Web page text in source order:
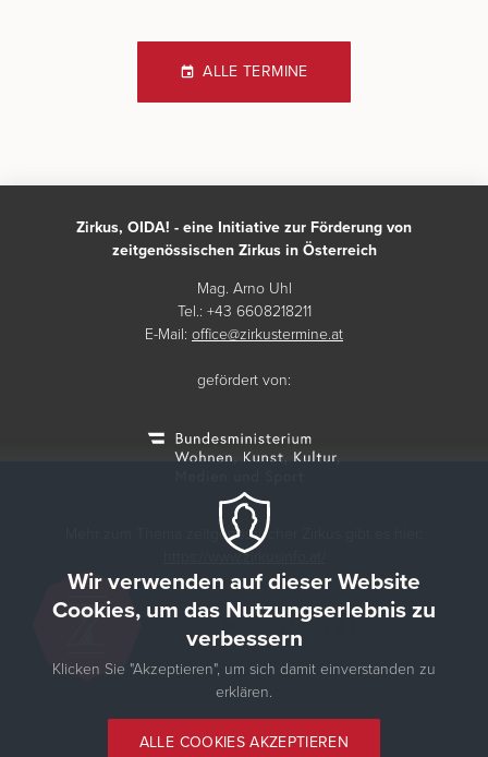
ALLE TERMINE
Zirkus, OIDA! - eine Initiative zur Förderung von
zeitgenössischen Zirkus in Österreich
Mag. Arno Uhl
Tel.: +43 6608218211
E-Mail: office@zirkustermine.at
gefördert von:
Mehr zum Thema zeitgenössischer Zirkus gibt es hier:
https://www.zirkusinfo.at/
Wir verwenden auf dieser Website
Cookies, um das Nutzungserlebnis zu
verbessern
Klicken Sie "Akzeptieren", um sich damit einverstanden zu
erklären.
ALLE COOKIES AKZEPTIEREN